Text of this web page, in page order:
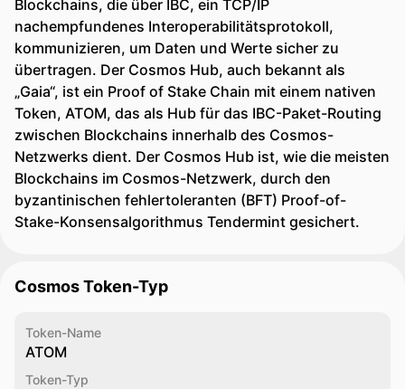
Blockchains, die über IBC, ein TCP/IP
nachempfundenes Interoperabilitätsprotokoll,
kommunizieren, um Daten und Werte sicher zu
übertragen. Der Cosmos Hub, auch bekannt als
„Gaia“, ist ein Proof of Stake Chain mit einem nativen
Token, ATOM, das als Hub für das IBC-Paket-Routing
zwischen Blockchains innerhalb des Cosmos-
Netzwerks dient. Der Cosmos Hub ist, wie die meisten
Blockchains im Cosmos-Netzwerk, durch den
byzantinischen fehlertoleranten (BFT) Proof-of-
Stake-Konsensalgorithmus Tendermint gesichert.
Cosmos Token-Typ
Token-Name
ATOM
Token-Typ